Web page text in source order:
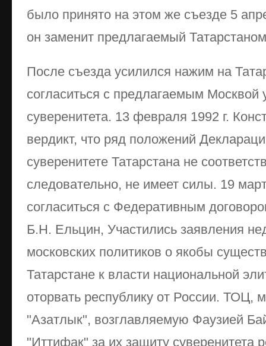
было принято на этом же съезде 5
он заменит предлагаемый
После съезда усилился нажим на
согласиться с предлагаемым
суверенитета. 13 февраля 1992 г.
вердикт, что ряд положений
суверенитете Татарстана не
следовательно, не имеет силы. 19
согласиться с Федеративным
Б.Н. Ельцин, Участились заявления
московских политиков о якобы
Татарстане к власти национальной
оторвать республику от России. ТОЦ,
"Азатлык", возглавляемую Фаузией
"Иттифак" за их защиту суверенитета